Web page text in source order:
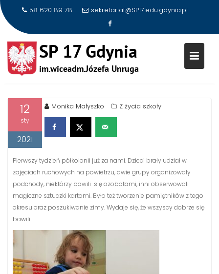
content
58 620 89 78 sekretariat@SP17.edu.gdynia.pl
PIERWSZY TYDZIEŃ PÓŁKOLONII
ZA NAMI
12
sty
2021
Monika Małyszko Z życia szkoły
Pierwszy tydzień półkolonii już za nami. Dzieci brały udział w
zajęciach ruchowych na powietrzu, dwie grupy organizowały
podchody, niektórzy bawili się ozobotami, inni obserwowali
magiczne sztuczki kartami. Było też tworzenie pamiętników z tego
okresu oraz poszukiwanie zimy. Wydaje się, że wszyscy dobrze się
bawili.